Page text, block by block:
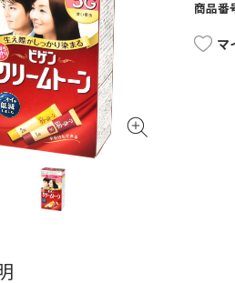
商品番
マ